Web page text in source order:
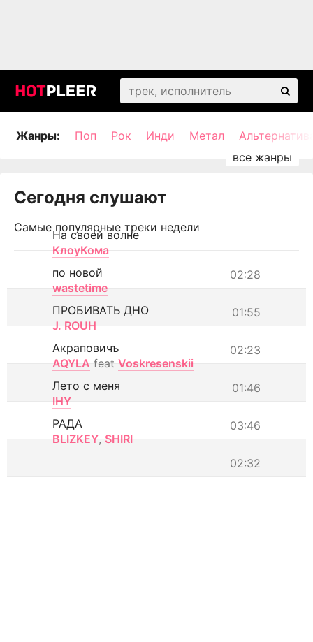
Жанры: Поп Рок Инди Метал
Сегодня слушают
Самые популярные треки недели
На своей волне
КлоуКома
02:28
по новой
wastetime
01:55
ПРОБИВАТЬ ДНО
J. ROUH
02:23
Акраповичъ
AQYLA feat Voskresenskii
01:46
Лето с меня
IHY
03:46
РАДА
BLIZKEY, SHIRI
02:32